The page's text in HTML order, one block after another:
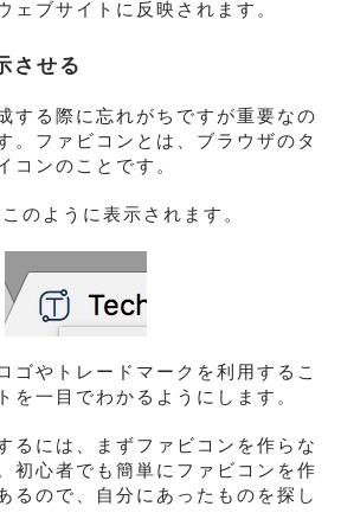
ェブサイトに反映されます。
させる
する際に忘れがちですが重要なの
。ファビコンとは、ブラウザのタ
コンのことです。
のように表示されます。
ゴやトレードマークを利用するこ
を一目でわかるようにします。
るには、まずファビコンを作らな
初心者でも簡単にファビコンを作
るので、自分にあったものを探し